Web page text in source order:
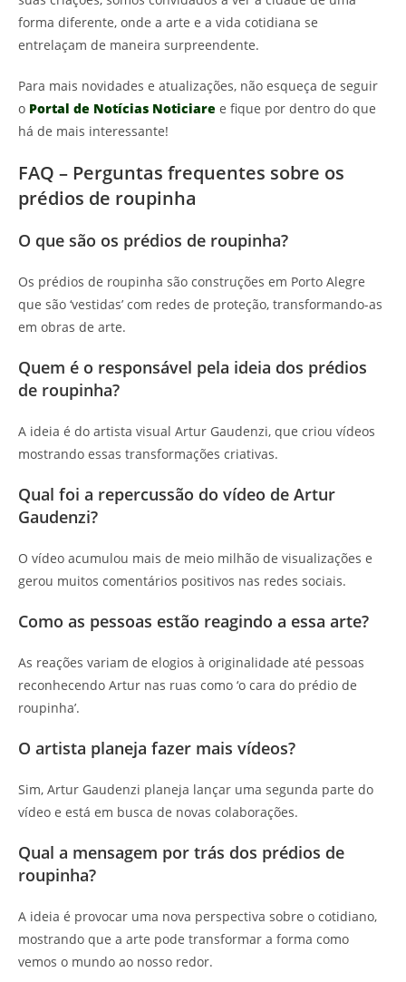
forma diferente, onde a arte e a vida cotidiana se
entrelaçam de maneira surpreendente.
Para mais novidades e atualizações, não esqueça de seguir
o Portal de Notícias Noticiare e fique por dentro do que
há de mais interessante!
FAQ – Perguntas frequentes sobre os
prédios de roupinha
O que são os prédios de roupinha?
Os prédios de roupinha são construções em Porto Alegre
que são ‘vestidas’ com redes de proteção, transformando-as
em obras de arte.
Quem é o responsável pela ideia dos prédios
de roupinha?
A ideia é do artista visual Artur Gaudenzi, que criou vídeos
mostrando essas transformações criativas.
Qual foi a repercussão do vídeo de Artur
Gaudenzi?
O vídeo acumulou mais de meio milhão de visualizações e
gerou muitos comentários positivos nas redes sociais.
Como as pessoas estão reagindo a essa arte?
As reações variam de elogios à originalidade até pessoas
reconhecendo Artur nas ruas como ‘o cara do prédio de
roupinha’.
O artista planeja fazer mais vídeos?
Sim, Artur Gaudenzi planeja lançar uma segunda parte do
vídeo e está em busca de novas colaborações.
Qual a mensagem por trás dos prédios de
roupinha?
A ideia é provocar uma nova perspectiva sobre o cotidiano,
mostrando que a arte pode transformar a forma como
vemos o mundo ao nosso redor.